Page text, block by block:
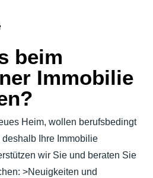
beim
Immobilie
Heim, wollen berufsbedingt
Ihre Immobilie
wir Sie und beraten Sie
>Neuigkeiten und